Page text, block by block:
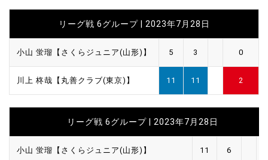
リーグ戦 6グループ | 2023年7月28日
小山 蛍瑠【さくらジュニア(山形)】 5 3 0
川上 柊哉【丸善クラブ(東京)】 11 11 2
リーグ戦 6グループ | 2023年7月28日
小山 蛍瑠【さくらジュニア(山形)】 11 6